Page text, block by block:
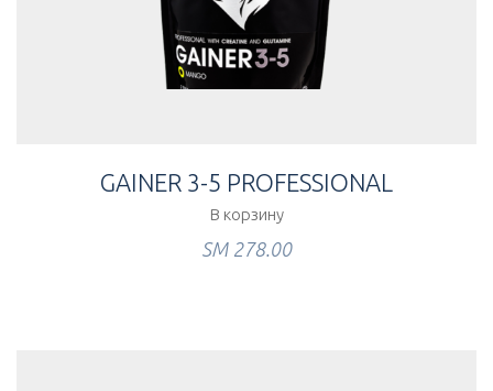
GAINER 3-5 PROFESSIONAL
В корзину
ЅМ278.00